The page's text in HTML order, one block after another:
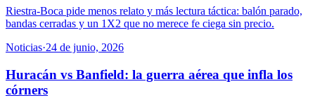
Riestra-Boca pide menos relato y más lectura táctica: balón parado,
bandas cerradas y un 1X2 que no merece fe ciega sin precio.
Noticias·24 de junio, 2026
Huracán vs Banfield: la guerra aérea que infla los
córners